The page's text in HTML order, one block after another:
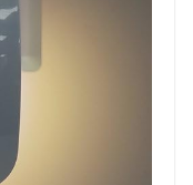
Pull In 6
OR We’ll Pay
Singh